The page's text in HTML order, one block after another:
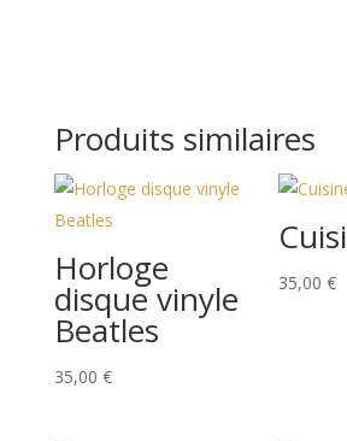
Produits similaires
Horloge
disque vinyle
Beatles
35,00 €
35,00€